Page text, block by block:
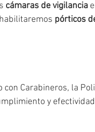
cámaras de vigilancia
pórticos
con Carabineros, la
y